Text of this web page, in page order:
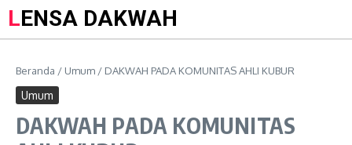
LENSA DAKWAH
Beranda / Umum / DAKWAH PADA KOMUNITAS AHLI KUBUR
Umum
DAKWAH PADA KOMUNITAS